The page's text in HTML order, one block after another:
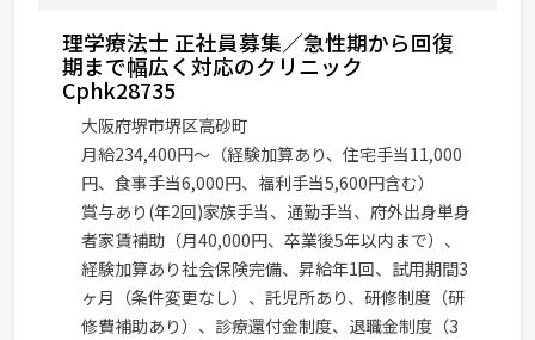
理学療法士 正社員募集／急性期から回復
期まで幅広く対応のクリニック
Cphk28735
大阪府堺市堺区高砂町
月給234,400円～（経験加算あり、住宅手当11,000
円、食事手当6,000円、福利手当5,600円含む）
賞与あり(年2回)家族手当、通勤手当、府外出身単身
者家賃補助（月40,000円、卒業後5年以内まで）、
経験加算あり社会保険完備、昇給年1回、試用期間3
ヶ月（条件変更なし）、託児所あり、研修制度（研
修費補助あり）、診療還付金制度、退職金制度（3